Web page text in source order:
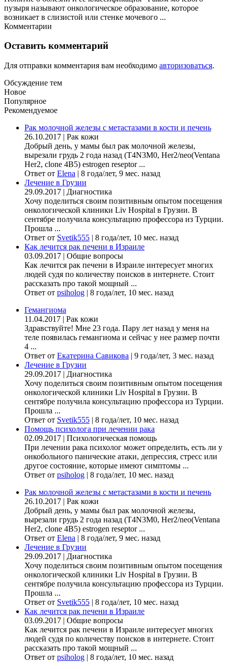
пузыря называют онкологическое образование, которое
возникает в слизистой или стенке мочевого ...
Комментарии
Оставить комментарий
Для отправки комментария вам необходимо авторизоваться.
Обсуждение тем
Новое
Популярное
Рекомендуемое
Рак молочной железы с метастазами в кости и печень
26.10.2017 | Рак кожи
Добрый день, у мамы был рак молочной железы,
вырезали грудь 2 года назад (Т4N3M0, Her2/neo(Ventana
Her2, clone 4B5) estrogen reseptor ...
Ответ от Elena | 8 года/лет, 9 мес. назад
Лечение в Грузии
29.09.2017 | Диагностика
Хочу поделиться своим позитивным опытом посещения
онкологической клиники Liv Hospital в Грузии. В
сентябре получила консультацию профессора из Турции.
Прошла ...
Ответ от Svetik555 | 8 года/лет, 10 мес. назад
Как лечится рак печени в Израиле
03.09.2017 | Общие вопросы
Как лечится рак печени в Израиле интересует многих
людей судя по количеству поисков в интернете. Стоит
рассказать про такой мощный ...
Ответ от psiholog | 8 года/лет, 10 мес. назад
Гемангиома
11.04.2017 | Рак кожи
Здравствуйте! Мне 23 года. Пару лет назад у меня на
теле появилась гемангиома и сейчас у нее размер почти
4 ...
Ответ от Екатерина Савикова | 9 года/лет, 3 мес. назад
Лечение в Грузии
29.09.2017 | Диагностика
Хочу поделиться своим позитивным опытом посещения
онкологической клиники Liv Hospital в Грузии. В
сентябре получила консультацию профессора из Турции.
Прошла ...
Ответ от Svetik555 | 8 года/лет, 10 мес. назад
Помощь психолога при лечении рака
02.09.2017 | Психологическая помощь
При лечении рака психолог может определить, есть ли у
онкобольного панические атаки, депрессия, стресс или
другое состояние, которые имеют симптомы ...
Ответ от psiholog | 8 года/лет, 10 мес. назад
Рак молочной железы с метастазами в кости и печень
26.10.2017 | Рак кожи
Добрый день, у мамы был рак молочной железы,
вырезали грудь 2 года назад (Т4N3M0, Her2/neo(Ventana
Her2, clone 4B5) estrogen reseptor ...
Ответ от Elena | 8 года/лет, 9 мес. назад
Лечение в Грузии
29.09.2017 | Диагностика
Хочу поделиться своим позитивным опытом посещения
онкологической клиники Liv Hospital в Грузии. В
сентябре получила консультацию профессора из Турции.
Прошла ...
Ответ от Svetik555 | 8 года/лет, 10 мес. назад
Как лечится рак печени в Израиле
03.09.2017 | Общие вопросы
Как лечится рак печени в Израиле интересует многих
людей судя по количеству поисков в интернете. Стоит
рассказать про такой мощный ...
Ответ от psiholog | 8 года/лет, 10 мес. назад